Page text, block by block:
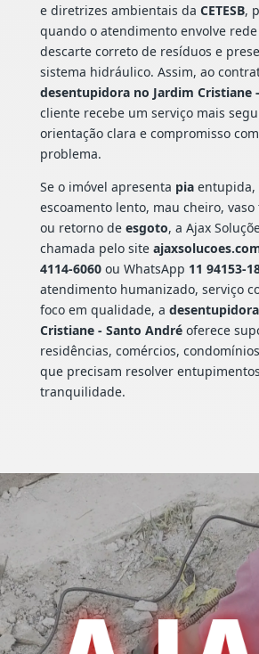
e diretrizes ambientais da CETESB,
quando o atendimento envolve
descarte correto de resíduos e
sistema hidráulico. Assim, ao
desentupidora no Jardim Cristiane
cliente recebe um serviço mais
orientação clara e compromisso
problema.
Se o imóvel apresenta piaentupida,
escoamento lento, mau cheiro,
ou retorno de esgoto, a Ajax
chamada pelo site
4114-6060ou WhatsApp 11 94153-
atendimento humanizado, serviço
foco em qualidade, a
Cristiane - Santo Andréoferece
residências, comércios,
que precisam resolver
tranquilidade.